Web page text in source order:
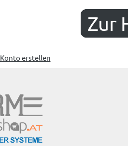
Zur
Konto erstellen